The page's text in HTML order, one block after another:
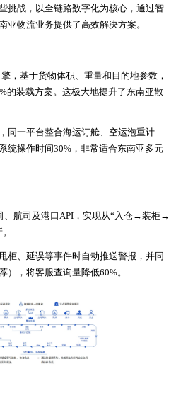
挑战，以全链路数字化为核心，通过智
亚物流业务提供了高效解决方案。
，基于货物体积、重量和目的地参数，
的装载方案。这极大地提升了东南亚散
同一平台整合海运订舱、空运泡重计
统操作时间30%，非常适合东南亚多元
、航司及港口API，实现从“入仓→装柜→
柜、延误等事件时自动推送警报，并同
），将客服查询量降低60%。